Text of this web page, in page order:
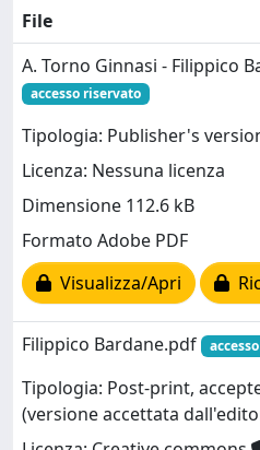
File
A. Torno Ginnasi - Filippico
accesso riservato
Tipologia: Publisher's
Licenza: Nessuna licenza
Dimensione 112.6 kB
Formato Adobe PDF
Visualizza/Apri
Filippico Bardane.pdf
Tipologia: Post-print,
(versione accettata